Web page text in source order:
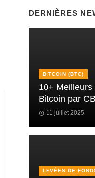
DERNIÈRES
BITCOIN (BTC)
10+ Meilleurs
Bitcoin par
11 juillet 2025
LEVÉES DE